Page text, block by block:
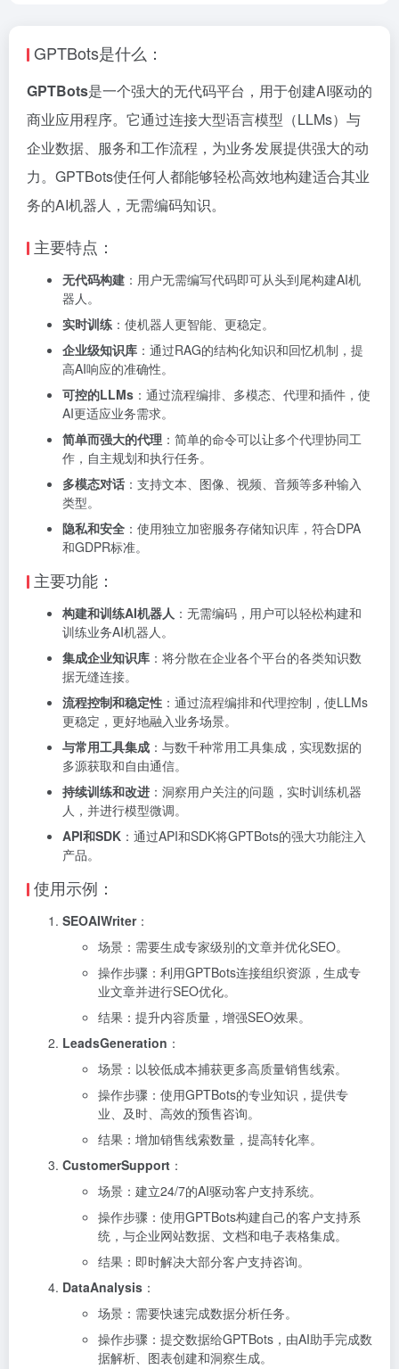
GPTBots是什么：
GPTBots是一个强大的无代码平台，用于创建AI驱动的
商业应用程序。它通过连接大型语言模型（LLMs）与
企业数据、服务和工作流程，为业务发展提供强大的动
力。GPTBots使任何人都能够轻松高效地构建适合其业
务的AI机器人，无需编码知识。
主要特点：
无代码构建 ：用户无需编写代码即可从头到尾构建AI机
器人。
实时训练 ：使机器人更智能、更稳定。
企业级知识库 ：通过RAG的结构化知识和回忆机制，提
高AI响应的准确性。
可控的LLMs ：通过流程编排、多模态、代理和插件，使
AI更适应业务需求。
简单而强大的代理 ：简单的命令可以让多个代理协同工
作，自主规划和执行任务。
多模态对话 ：支持文本、图像、视频、音频等多种输入
类型。
隐私和安全 ：使用独立加密服务存储知识库，符合DPA
和GDPR标准。
主要功能：
构建和训练AI机器人 ：无需编码，用户可以轻松构建和
训练业务AI机器人。
集成企业知识库 ：将分散在企业各个平台的各类知识数
据无缝连接。
流程控制和稳定性 ：通过流程编排和代理控制，使LLMs
更稳定，更好地融入业务场景。
与常用工具集成 ：与数千种常用工具集成，实现数据的
多源获取和自由通信。
持续训练和改进 ：洞察用户关注的问题，实时训练机器
人，并进行模型微调。
API和SDK ：通过API和SDK将GPTBots的强大功能注入
产品。
使用示例：
SEOAIWriter：
场景：需要生成专家级别的文章并优化SEO。
操作步骤：利用GPTBots连接组织资源，生成专
业文章并进行SEO优化。
结果：提升内容质量，增强SEO效果。
LeadsGeneration ：
场景：以较低成本捕获更多高质量销售线索。
操作步骤：使用GPTBots的专业知识，提供专
业、及时、高效的预售咨询。
结果：增加销售线索数量，提高转化率。
CustomerSupport ：
场景：建立24/7的AI驱动客户支持系统。
操作步骤：使用GPTBots构建自己的客户支持系
统，与企业网站数据、文档和电子表格集成。
结果：即时解决大部分客户支持咨询。
DataAnalysis ：
场景：需要快速完成数据分析任务。
操作步骤：提交数据给GPTBots，由AI助手完成数
据解析、图表创建和洞察生成。